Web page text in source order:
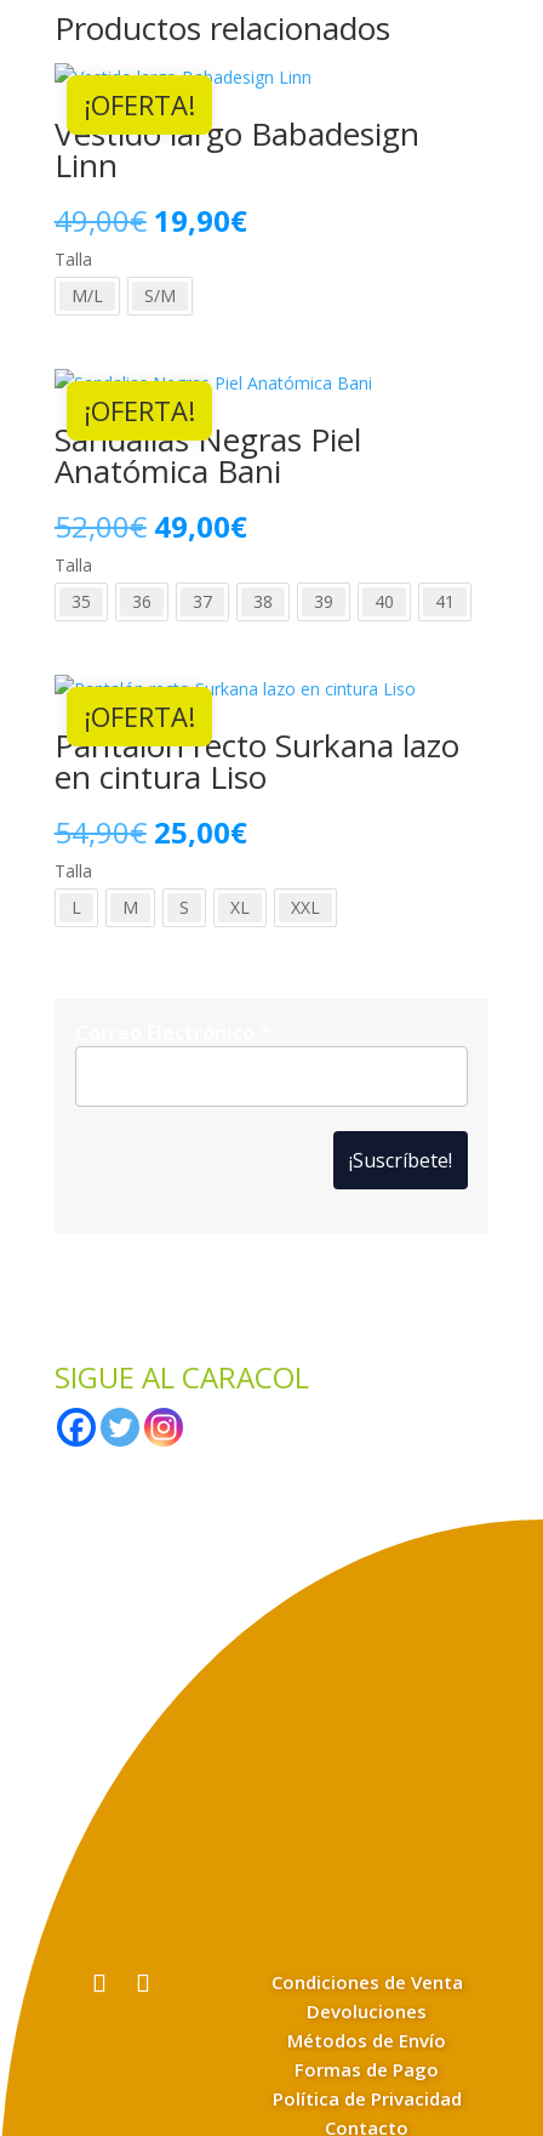
Productos relacionados
¡OFERTA!
Vestido largo Babadesign
Linn
49,00€ El
precio
original
49,00€.
19,90€El
Talla
M/L
S/M
¡OFERTA!
Sandalias Negras Piel
Anatómica Bani
52,00€ El
precio
original
52,00€.
49,00€El
precio
actual
Talla
35
36 37 38 39 40 41
¡OFERTA!
Pantalón recto Surkana lazo
en cintura Liso
54,90€ El
precio
original
25,00€El
precio
actual
Talla
L
M S XL XXL
SIGUE AL CARACOL
Condiciones de Venta
Devoluciones
Métodos de Envío
Formas de Pago
Política de Privacidad
Contacto